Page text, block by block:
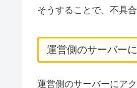
そうすることで、不具
運営側のサーバー
運営側のサーバーにア